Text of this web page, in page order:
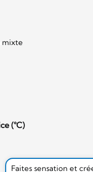
mixte
(°C)
Faites sensation et